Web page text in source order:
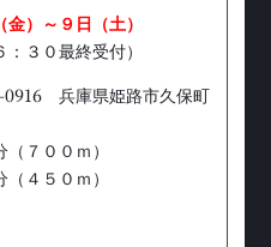
金）～９日（土）
３０最終受付）
0916 兵庫県姫路市久保町
７００ｍ）
４５０ｍ）